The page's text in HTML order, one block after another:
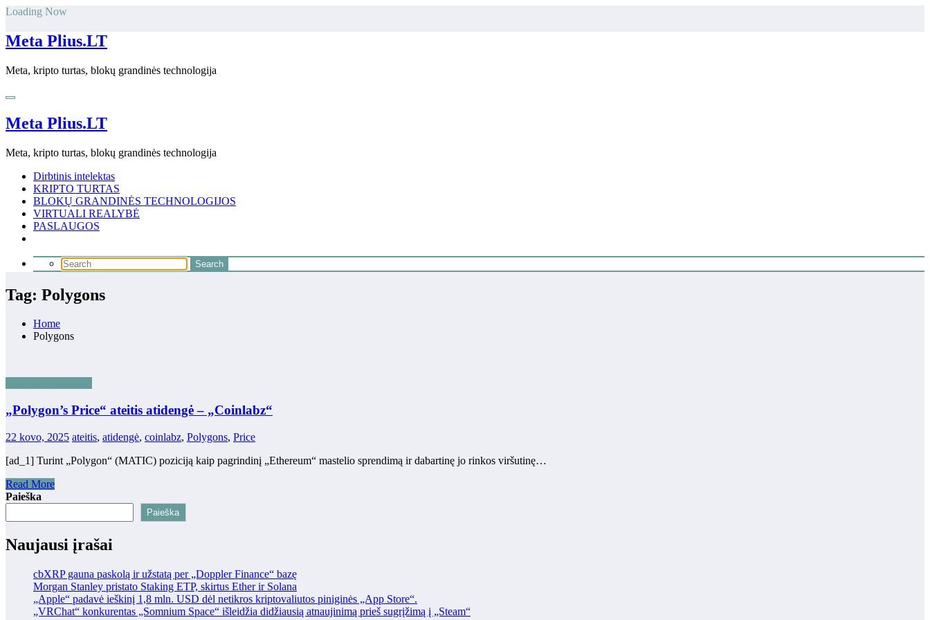
Skip
content
Loading Now
Meta Plius.LT
Meta, kripto turtas, blokų grandinės technologija
Meta Plius.LT
Meta, kripto turtas, blokų grandinės technologija
Dirbtinis intelektas
KRIPTO TURTAS
BLOKŲ GRANDINĖS TECHNOLOGIJOS
VIRTUALI REALYBĖ
PASLAUGOS
Tag: Polygons
Home
Polygons
„Polygon’s Price“ ateitis atidengė – „Coinlabz“
22 kovo, 2025 ateitis, atidengė, coinlabz, Polygons, Price
[ad_1] Turint „Polygon“ (MATIC) poziciją kaip pagrindinį „Ethereum“ mastelio sprendimą ir dabartinę jo rinkos viršutinę…
Read More
Paieška
Paieška
Naujausi įrašai
cbXRP gauna paskolą ir užstatą per „Doppler Finance“ bazę
Morgan Stanley pristato Staking ETP, skirtus Ether ir Solana
„Apple“ padavė ieškinį 1,8 mln. USD dėl netikros kriptovaliutos piniginės „App Store“.
„VRChat“ konkurentas „Somnium Space“ išleidžia didžiausią atnaujinimą prieš sugrįžimą į „Steam“